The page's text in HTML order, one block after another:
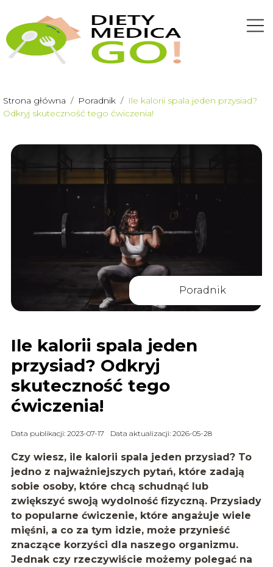
Strona główna / Poradnik / Ile kalorii spala jeden przysiad?
Odkryj skuteczność tego ćwiczenia!
Poradnik
Ile kalorii spala jeden
przysiad? Odkryj
skuteczność tego
ćwiczenia!
Data publikacji: 2023-07-17 Data aktualizacji: 2026-05-28
Czy wiesz, ile kalorii spala jeden przysiad? To
jedno z najważniejszych pytań, które zadają
sobie osoby, które chcą schudnąć lub
zwiększyć swoją wydolność fizyczną. Przysiady
to popularne ćwiczenie, które angażuje wiele
mięśni, a co za tym idzie, może przynieść
znaczące korzyści dla naszego organizmu.
Jednak czy rzeczywiście możemy polegać na